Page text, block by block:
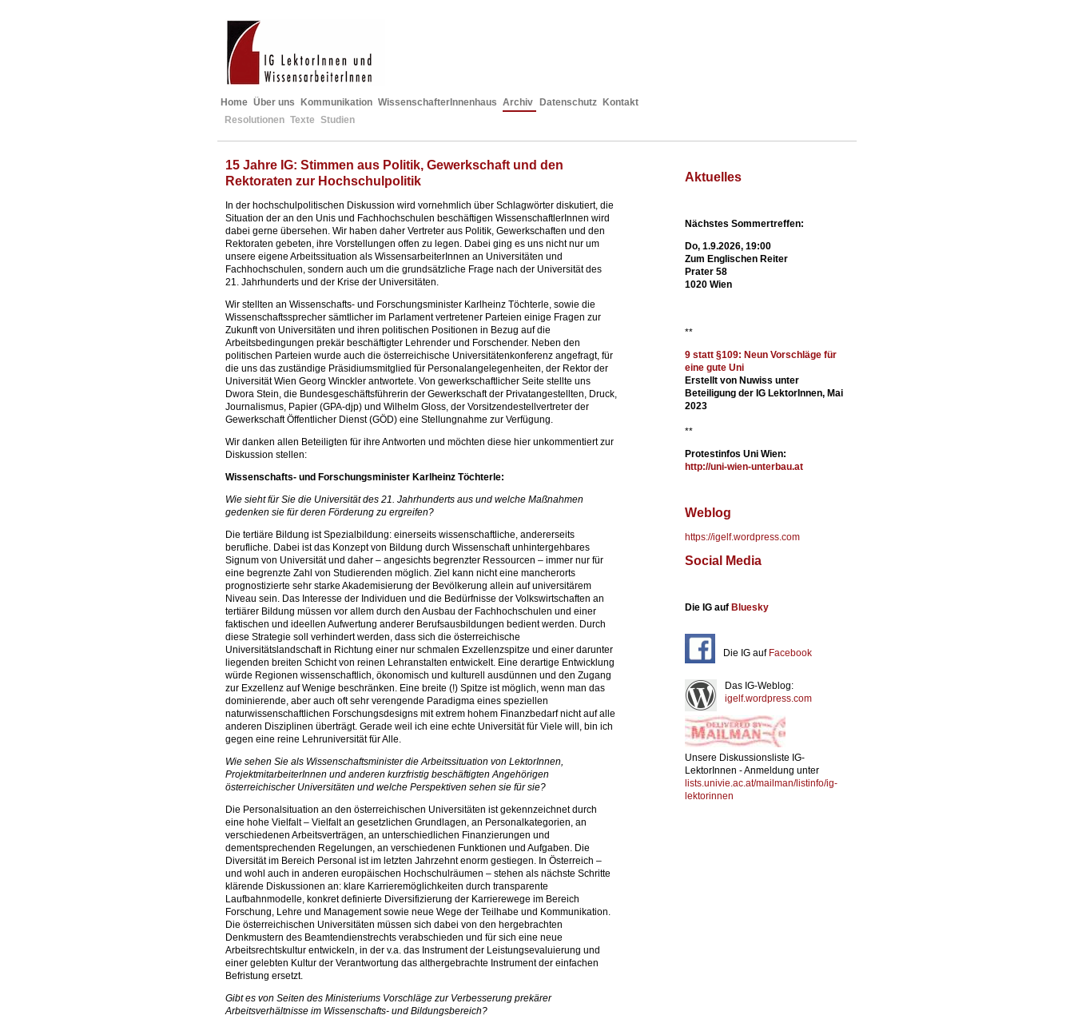
Home Über uns Kommunikation WissenschafterInnenhaus Archiv Datenschutz
Kontakt
Resolutionen Texte Studien
15 Jahre IG: Stimmen aus Politik, Gewerkschaft und den
Rektoraten zur Hochschulpolitik
In der hochschulpolitischen Diskussion wird vornehmlich über Schlagwörter diskutiert, die
Situation der an den Unis und Fachhochschulen beschäftigen WissenschaftlerInnen wird
dabei gerne übersehen. Wir haben daher Vertreter aus Politik, Gewerkschaften und den
Rektoraten gebeten, ihre Vorstellungen offen zu legen. Dabei ging es uns nicht nur um
unsere eigene Arbeitssituation als WissensarbeiterInnen an Universitäten und
Fachhochschulen, sondern auch um die grundsätzliche Frage nach der Universität des
21. Jahrhunderts und der Krise der Universitäten.
Wir stellten an Wissenschafts- und Forschungsminister Karlheinz Töchterle, sowie die
Wissenschaftssprecher sämtlicher im Parlament vertretener Parteien einige Fragen zur
Zukunft von Universitäten und ihren politischen Positionen in Bezug auf die
Arbeitsbedingungen prekär beschäftigter Lehrender und Forschender. Neben den
politischen Parteien wurde auch die österreichische Universitätenkonferenz angefragt, für
die uns das zuständige Präsidiumsmitglied für Personalangelegenheiten, der Rektor der
Universität Wien Georg Winckler antwortete. Von gewerkschaftlicher Seite stellte uns
Dwora Stein, die Bundesgeschäftsführerin der Gewerkschaft der Privatangestellten, Druck,
Journalismus, Papier (GPA-djp) und Wilhelm Gloss, der Vorsitzendestellvertreter der
Gewerkschaft Öffentlicher Dienst (GÖD) eine Stellungnahme zur Verfügung.
Wir danken allen Beteiligten für ihre Antworten und möchten diese hier unkommentiert zur
Diskussion stellen:
Wissenschafts- und Forschungsminister Karlheinz Töchterle:
Wie sieht für Sie die Universität des 21. Jahrhunderts aus und welche Maßnahmen
gedenken sie für deren Förderung zu ergreifen?
Die tertiäre Bildung ist Spezialbildung: einerseits wissenschaftliche, andererseits
berufliche. Dabei ist das Konzept von Bildung durch Wissenschaft unhintergehbares
Signum von Universität und daher – angesichts begrenzter Ressourcen – immer nur für
eine begrenzte Zahl von Studierenden möglich. Ziel kann nicht eine mancherorts
prognostizierte sehr starke Akademisierung der Bevölkerung allein auf universitärem
Niveau sein. Das Interesse der Individuen und die Bedürfnisse der Volkswirtschaften an
tertiärer Bildung müssen vor allem durch den Ausbau der Fachhochschulen und einer
faktischen und ideellen Aufwertung anderer Berufsausbildungen bedient werden. Durch
diese Strategie soll verhindert werden, dass sich die österreichische
Universitätslandschaft in Richtung einer nur schmalen Exzellenzspitze und einer darunter
liegenden breiten Schicht von reinen Lehranstalten entwickelt. Eine derartige Entwicklung
würde Regionen wissenschaftlich, ökonomisch und kulturell ausdünnen und den Zugang
zur Exzellenz auf Wenige beschränken. Eine breite (!) Spitze ist möglich, wenn man das
dominierende, aber auch oft sehr verengende Paradigma eines speziellen
naturwissenschaftlichen Forschungsdesigns mit extrem hohem Finanzbedarf nicht auf alle
anderen Disziplinen überträgt. Gerade weil ich eine echte Universität für Viele will, bin ich
gegen eine reine Lehruniversität für Alle.
Wie sehen Sie als Wissenschaftsminister die Arbeitssituation von LektorInnen,
ProjektmitarbeiterInnen und anderen kurzfristig beschäftigten Angehörigen
österreichischer Universitäten und welche Perspektiven sehen sie für sie?
Die Personalsituation an den österreichischen Universitäten ist gekennzeichnet durch
eine hohe Vielfalt – Vielfalt an gesetzlichen Grundlagen, an Personalkategorien, an
verschiedenen Arbeitsverträgen, an unterschiedlichen Finanzierungen und
dementsprechenden Regelungen, an verschiedenen Funktionen und Aufgaben. Die
Diversität im Bereich Personal ist im letzten Jahrzehnt enorm gestiegen. In Österreich –
und wohl auch in anderen europäischen Hochschulräumen – stehen als nächste Schritte
klärende Diskussionen an: klare Karrieremöglichkeiten durch transparente
Laufbahnmodelle, konkret definierte Diversifizierung der Karrierewege im Bereich
Forschung, Lehre und Management sowie neue Wege der Teilhabe und Kommunikation.
Die österreichischen Universitäten müssen sich dabei von den hergebrachten
Denkmustern des Beamtendienstrechts verabschieden und für sich eine neue
Arbeitsrechtskultur entwickeln, in der v.a. das Instrument der Leistungsevaluierung und
einer gelebten Kultur der Verantwortung das althergebrachte Instrument der einfachen
Befristung ersetzt.
Gibt es von Seiten des Ministeriums Vorschläge zur Verbesserung prekärer
Arbeitsverhältnisse im Wissenschafts- und Bildungsbereich?
Aktuelles
Nächstes Sommertreffen:
Do, 1.9.2026, 19:00
Zum Englischen Reiter
Prater 58
1020 Wien
**
9 statt §109: Neun Vorschläge für
eine gute Uni
Erstellt von Nuwiss unter
Beteiligung der IG LektorInnen, Mai
2023
**
Protestinfos Uni Wien:
http://uni-wien-unterbau.at
Weblog
https://igelf.wordpress.com
Social Media
Die IG auf Bluesky
Die IG auf Facebook
Das IG-Weblog:
igelf.wordpress.com
Unsere Diskussionsliste IG-
LektorInnen - Anmeldung unter
lists.univie.ac.at/mailman/listinfo/ig-
lektorinnen